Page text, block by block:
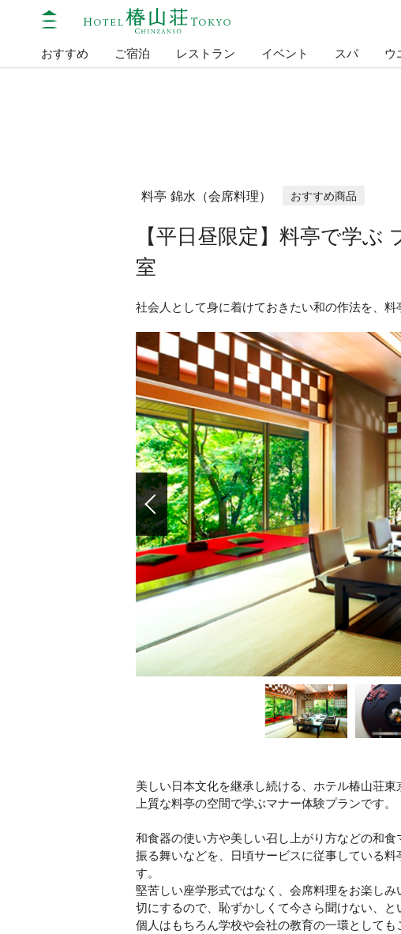
おすすめ ご宿泊 レストラン イベント スパ ウ
料亭 錦水（会席料理） おすすめ商品
【平日昼限定】料亭で学ぶ
室
社会人として身に着けておきたい和の作法を、
美しい日本文化を継承し続ける、ホテル椿山荘東
上質な料亭の空間で学ぶマナー体験プランです。
和食器の使い方や美しい召し上がり方などの和
振る舞いなどを、日頃サービスに従事している
す。
堅苦しい座学形式ではなく、会席料理をお楽し
切にするので、恥ずかしくて今さら聞けない、と
個人はもちろん学校や会社の教育の一環としても